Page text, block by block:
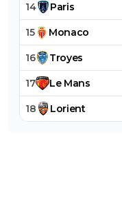
14 Paris
15 Monaco
16 Troyes
17 Le Mans
18 Lorient